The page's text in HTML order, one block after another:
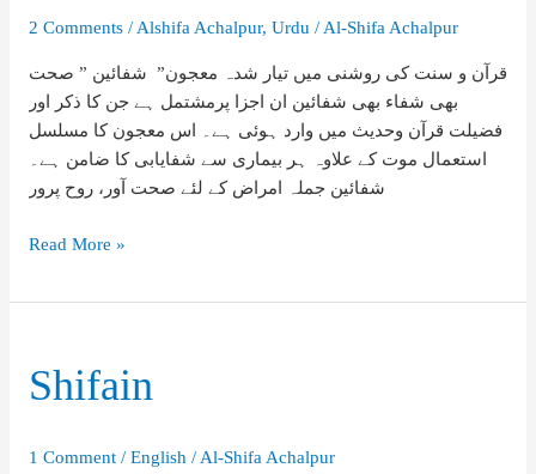
2 Comments / Alshifa Achalpur, Urdu / Al-Shifa Achalpur
قرآن و سنت کی روشنی میں تیار شدہ معجون” شفائین ” صحت
بھی شفاء بھی شفائین ان اجزا پرمشتمل ہے جن کا ذکر اور
فضیلت قرآن وحدیث میں وارد ہوئی ہے۔ اس معجون کا مسلسل
استعمال موت کے علاوہ ہر بیماری سے شفایابی کا ضامن ہے۔
شفائین جملہ امراض کے لئے صحت آور، روح پرور
شفائین
Read More »
Shifain
1 Comment / English / Al-Shifa Achalpur